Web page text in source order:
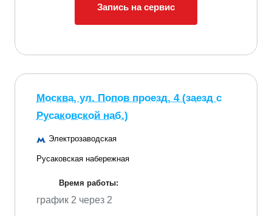
Запись на сервис
Москва, ул. Попов проезд, 4 (заезд с
Русаковской наб.)
Электрозаводская
Русаковская набережная
Время работы:
график 2 через 2